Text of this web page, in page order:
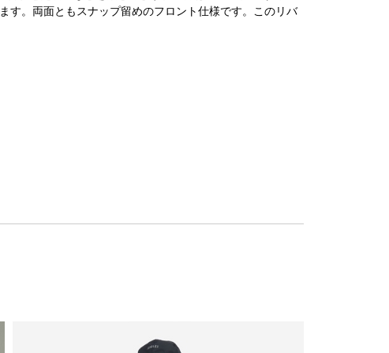
す。両面ともスナップ留めのフロント仕様です。このリバ